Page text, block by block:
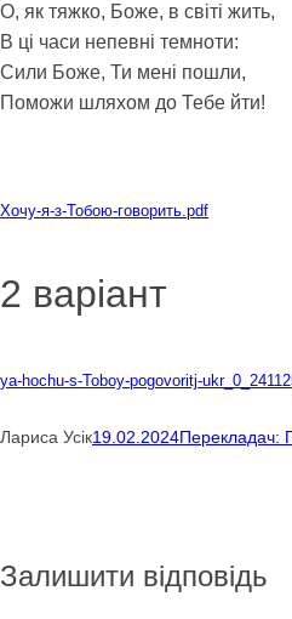
О, як тяжко, Боже, в свiтi жить,
В цi часи непевні темноти:
Сили Боже, Ти менi пошли,
Поможи шляхом до Тебе йти!
Хочу-я-з-Тобою-говорить.pdf
2 варіант
ya-hochu-s-Toboy-pogovoritj-
Лариса Усік19.02.2024Перекладач:
Залишити відповідь